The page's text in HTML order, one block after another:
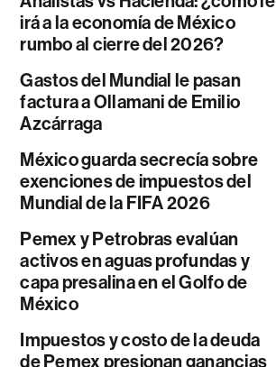
irá a la economía de México
rumbo al cierre del 2026?
Gastos del Mundial le pasan
factura a Ollamani de Emilio
Azcárraga
México guarda secrecía sobre
exenciones de impuestos del
Mundial de la FIFA 2026
Pemex y Petrobras evalúan
activos en aguas profundas y
capa presalina en el Golfo de
México
Impuestos y costo de la deuda
de Pemex presionan ganancias